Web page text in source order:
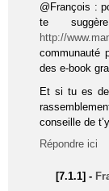
@François :
te
http://
communauté
des e-book
Et si tu es
conseille de
Répondre ici
[7.1.1] -